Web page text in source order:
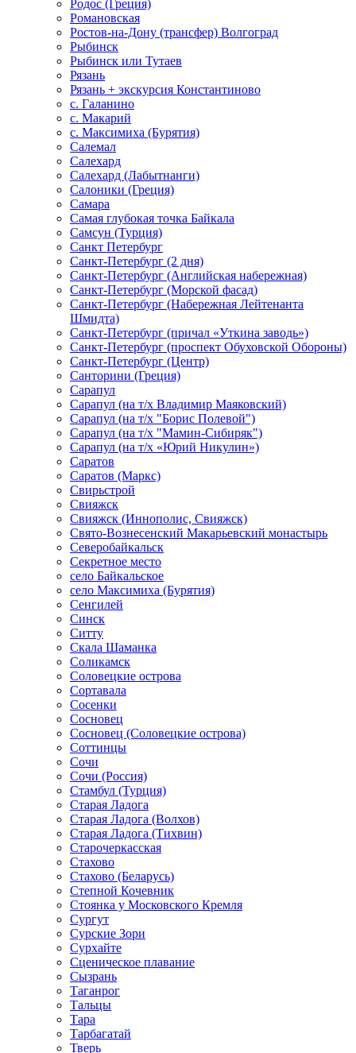
Родос (Греция)
Романовская
Ростов-на-Дону (трансфер) Волгоград
Рыбинск
Рыбинск или Тутаев
Рязань
Рязань + экскурсия Константиново
с. Галанино
с. Макарий
с. Максимиха (Бурятия)
Салемал
Салехард
Салехард (Лабытнанги)
Салоники (Греция)
Самара
Самая глубокая точка Байкала
Самсун (Турция)
Санкт Петербург
Санкт-Петербург (2 дня)
Санкт-Петербург (Английская набережная)
Санкт-Петербург (Морской фасад)
Санкт-Петербург (Набережная Лейтенанта
Шмидта)
Санкт-Петербург (причал «Уткина заводь»)
Санкт-Петербург (проспект Обуховской Обороны)
Санкт-Петербург (Центр)
Санторини (Греция)
Сарапул
Сарапул (на т/х Владимир Маяковский)
Сарапул (на т/х "Борис Полевой")
Сарапул (на т/х "Мамин-Сибиряк")
Сарапул (на т/х «Юрий Никулин»)
Саратов
Саратов (Маркс)
Свирьстрой
Свияжск
Свияжск (Иннополис, Свияжск)
Свято-Вознесенский Макарьевский монастырь
Северобайкальск
Секретное место
село Байкальское
село Максимиха (Бурятия)
Сенгилей
Синск
Ситту
Скала Шаманка
Соликамск
Соловецкие острова
Сортавала
Сосенки
Сосновец
Сосновец (Соловецкие острова)
Соттинцы
Сочи
Сочи (Россия)
Стамбул (Турция)
Старая Ладога
Старая Ладога (Волхов)
Старая Ладога (Тихвин)
Старочеркасская
Стахово
Стахово (Беларусь)
Степной Кочевник
Стоянка у Московского Кремля
Сургут
Сурские Зори
Сурхайте
Сценическое плавание
Сызрань
Таганрог
Тальцы
Тара
Тарбагатай
Тверь